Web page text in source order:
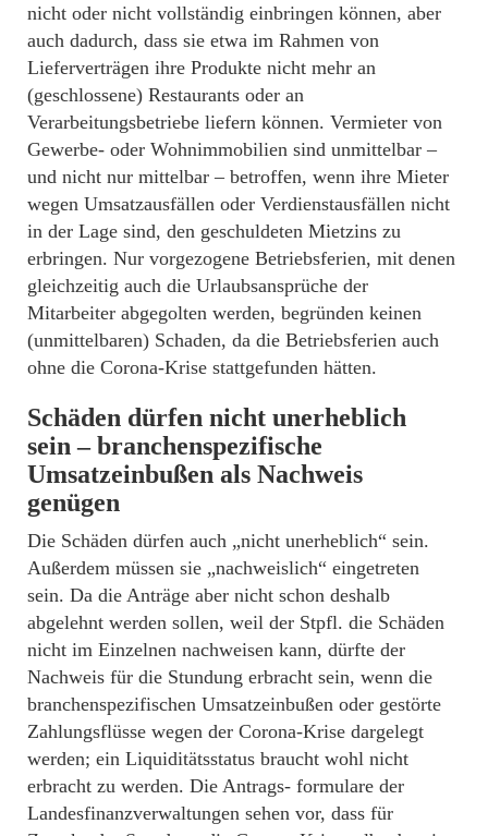
nicht oder nicht vollständig einbringen können, aber
auch dadurch, dass sie etwa im Rahmen von
Lieferverträgen ihre Produkte nicht mehr an
(geschlossene) Restaurants oder an
Verarbeitungsbetriebe liefern können. Vermieter von
Gewerbe- oder Wohnimmobilien sind unmittelbar –
und nicht nur mittelbar – betroffen, wenn ihre Mieter
wegen Umsatzausfällen oder Verdienstausfällen nicht
in der Lage sind, den geschuldeten Mietzins zu
erbringen. Nur vorgezogene Betriebsferien, mit denen
gleichzeitig auch die Urlaubsansprüche der
Mitarbeiter abgegolten werden, begründen keinen
(unmittelbaren) Schaden, da die Betriebsferien auch
ohne die Corona-Krise stattgefunden hätten.
Schäden dürfen nicht unerheblich
sein – branchenspezifische
Umsatzeinbußen als Nachweis
genügen
Die Schäden dürfen auch „nicht unerheblich“ sein.
Außerdem müssen sie „nachweislich“ eingetreten
sein. Da die Anträge aber nicht schon deshalb
abgelehnt werden sollen, weil der Stpfl. die Schäden
nicht im Einzelnen nachweisen kann, dürfte der
Nachweis für die Stundung erbracht sein, wenn die
branchenspezifischen Umsatzeinbußen oder gestörte
Zahlungsflüsse wegen der Corona-Krise dargelegt
werden; ein Liquiditätsstatus braucht wohl nicht
erbracht zu werden. Die Antrags- formulare der
Landesfinanzverwaltungen sehen vor, dass für